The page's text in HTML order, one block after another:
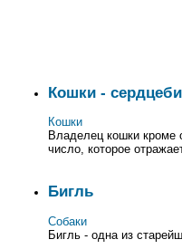
Кошки -
Кошки
Владелец кошки кроме
число, которое
Бигль
Собаки
Бигль - одна из